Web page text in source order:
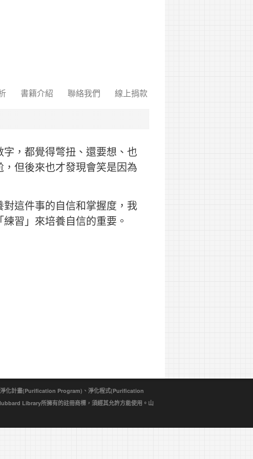
書籍介紹 聯絡我們 線上捐款
，都覺得彆扭、還要想、也
但後來也才發現會笑是因為
這件事的自信和掌握度，我
習」來培養自信的重要。
化計畫(Purification Program)、淨化程式(Purification
Library所擁有的註冊商標，須經其允許方能使用。山